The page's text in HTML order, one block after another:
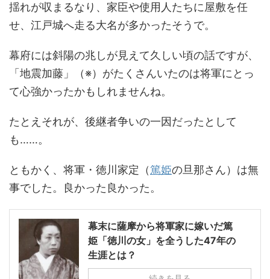
揺れが収まるなり、家臣や使用人たちに屋敷を任
せ、江戸城へ走る大名が多かったそうで。
幕府には斜陽の兆しが見えて久しい頃の話ですが、
「地震加藤」（※）がたくさんいたのは将軍にとっ
て心強かったかもしれませんね。
たとえそれが、後継者争いの一因だったとして
も……。
ともかく、将軍・徳川家定（篤姫の旦那さん）は無
事でした。良かった良かった。
幕末に薩摩から将軍家に嫁いだ篤
姫「徳川の女」を全うした47年の
生涯とは？